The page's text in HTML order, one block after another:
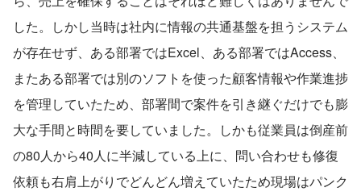
した。しかし当時は社内に情報の共通基盤を担うシステム
が存在せず、ある部署ではExcel、ある部署ではAccess、
またある部署では別のソフトを使った顧客情報や作業進捗
を管理していたため、部署間で案件を引き継ぐだけでも膨
大な手間と時間を要していました。しかも従業員は倒産前
の80人から40人に半減している上に、問い合わせも修復
依頼も右肩上がりでどんどん増えていたため現場はパンク